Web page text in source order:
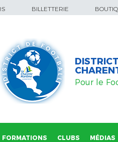
BILLETTERIE
Pour le
FORMATIONS CLUBS MÉDIAS